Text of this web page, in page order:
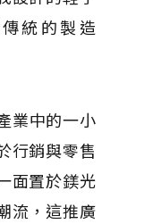
統的製造
業中的一小
行銷與零售
面置於鎂光
流，這推廣